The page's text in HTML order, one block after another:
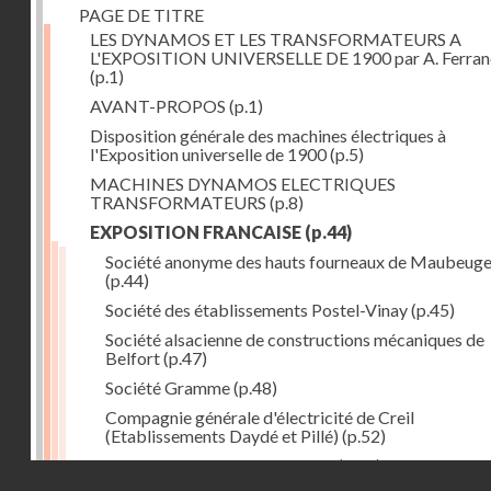
PAGE DE TITRE
LES DYNAMOS ET LES TRANSFORMATEURS A
L'EXPOSITION UNIVERSELLE DE 1900 par A.
(p.1)
AVANT-PROPOS (p.1)
Disposition générale des machines électriques à
l'Exposition universelle de 1900(p.5)
MACHINES DYNAMOS ELECTRIQUES
TRANSFORMATEURS (p.8)
EXPOSITION FRANCAISE (p.44)
Société anonyme des hauts fourneaux de Maubeuge
(p.44)
Société des établissements Postel-Vinay(p.45)
Société alsacienne de constructions mécaniques de
Belfort(p.47)
Société Gramme(p.48)
Compagnie générale d'électricité de Creil
(Etablissements Daydé et Pillé) (p.52)
Compagnie générale de Nancy(p.52)